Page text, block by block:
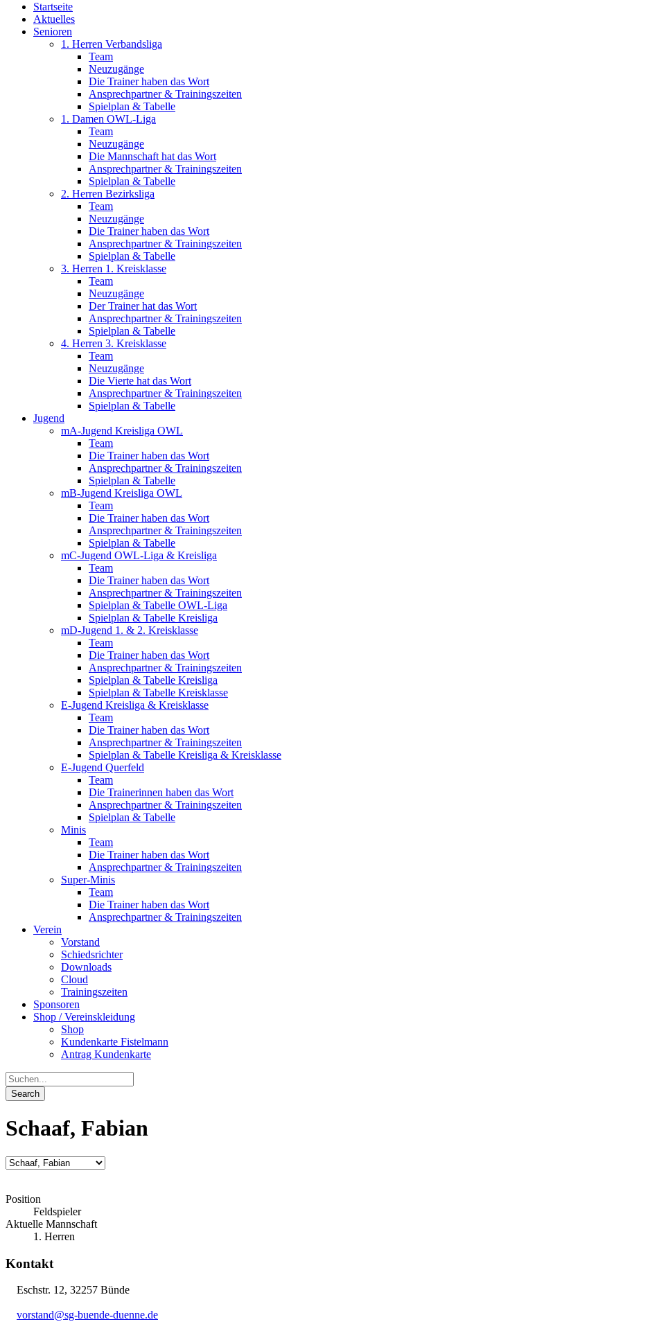
Startseite
Aktuelles
Senioren
1. Herren Verbandsliga
Team
Neuzugänge
Die Trainer haben das Wort
Ansprechpartner & Trainingszeiten
Spielplan & Tabelle
1. Damen OWL-Liga
Team
Neuzugänge
Die Mannschaft hat das Wort
Ansprechpartner & Trainingszeiten
Spielplan & Tabelle
2. Herren Bezirksliga
Team
Neuzugänge
Die Trainer haben das Wort
Ansprechpartner & Trainingszeiten
Spielplan & Tabelle
3. Herren 1. Kreisklasse
Team
Neuzugänge
Der Trainer hat das Wort
Ansprechpartner & Trainingszeiten
Spielplan & Tabelle
4. Herren 3. Kreisklasse
Team
Neuzugänge
Die Vierte hat das Wort
Ansprechpartner & Trainingszeiten
Spielplan & Tabelle
Jugend
mA-Jugend Kreisliga OWL
Team
Die Trainer haben das Wort
Ansprechpartner & Trainingszeiten
Spielplan & Tabelle
mB-Jugend Kreisliga OWL
Team
Die Trainer haben das Wort
Ansprechpartner & Trainingszeiten
Spielplan & Tabelle
mC-Jugend OWL-Liga & Kreisliga
Team
Die Trainer haben das Wort
Ansprechpartner & Trainingszeiten
Spielplan & Tabelle OWL-Liga
Spielplan & Tabelle Kreisliga
mD-Jugend 1. & 2. Kreisklasse
Team
Die Trainer haben das Wort
Ansprechpartner & Trainingszeiten
Spielplan & Tabelle Kreisliga
Spielplan & Tabelle Kreisklasse
E-Jugend Kreisliga & Kreisklasse
Team
Die Trainer haben das Wort
Ansprechpartner & Trainingszeiten
Spielplan & Tabelle Kreisliga & Kreisklasse
E-Jugend Querfeld
Team
Die Trainerinnen haben das Wort
Ansprechpartner & Trainingszeiten
Spielplan & Tabelle
Minis
Team
Die Trainer haben das Wort
Ansprechpartner & Trainingszeiten
Super-Minis
Team
Die Trainer haben das Wort
Ansprechpartner & Trainingszeiten
Verein
Vorstand
Schiedsrichter
Downloads
Cloud
Trainingszeiten
Sponsoren
Shop / Vereinskleidung
Shop
Kundenkarte Fistelmann
Antrag Kundenkarte
Schaaf, Fabian
Position
Feldspieler
Aktuelle Mannschaft
1. Herren
Kontakt
Eschstr. 12, 32257 Bünde
vorstand@sg-buende-duenne.de